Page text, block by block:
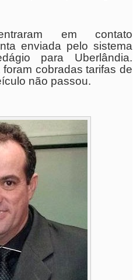
em contato
enviada pelo sistema
para Uberlândia.
cobradas tarifas de
não passou.